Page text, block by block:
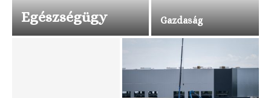
Egészségügy Gazdaság